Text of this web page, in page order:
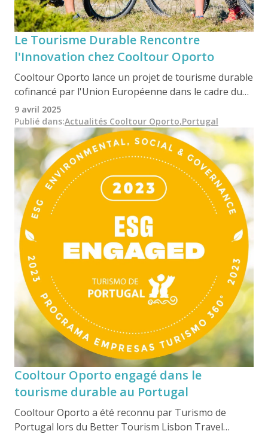
Le Tourisme Durable Rencontre
l'Innovation chez Cooltour Oporto
Cooltour Oporto lance un projet de tourisme durable
cofinancé par l'Union Européenne dans le cadre du
programme ST3ER. Offrant des expériences
écologiques à travers le Portugal, l'initiative inclut
des activités uniques telles que des promenades en
bateau solaire, des balades à vélo et en e-bike, ainsi
que des recommandations de voyage basées sur l'IA,
conçues pour promouvoir un tourisme responsable
et soutenir les entreprises locales.
9 avril 2025
Publié dans:Actualités Cooltour Oporto,Portugal
Cooltour Oporto engagé dans le
tourisme durable au Portugal
Cooltour Oporto a été reconnu par Turismo de
Portugal lors du Better Tourism Lisbon Travel